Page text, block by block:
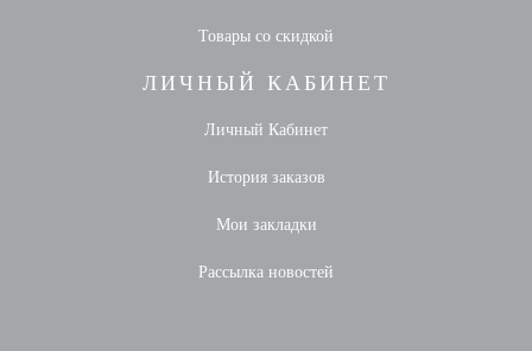
Товары со скидкой
ЛИЧНЫЙ КАБИНЕТ
Личный Кабинет
История заказов
Мои закладки
Рассылка новостей